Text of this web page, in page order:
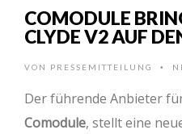
COMODULE
CLYDE V2 AUF
VON PRESSEMITTEILUNG •
Der führende Anbieter
Comodule, stellt eine